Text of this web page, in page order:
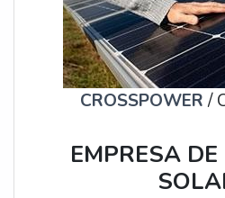
CROSSPOWER/
EMPRESA